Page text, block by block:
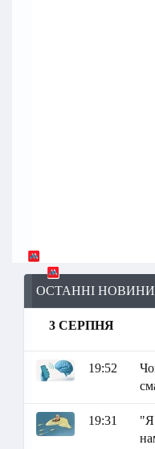
ОСТАННІ НОВИНИ
3 СЕРПНЯ
19:52
19:31
"Я